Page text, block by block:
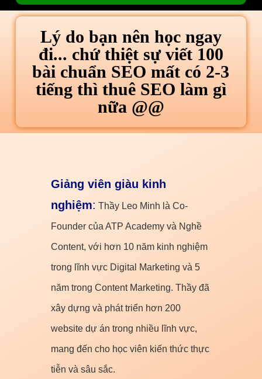
Lý do bạn nên học ngay
đi... chứ thiệt sự viết 100
bài chuẩn SEO mất có 2-3
tiếng thì thuê SEO làm gì
nữa @@
Giảng viên giàu kinh
nghiệm: Thầy Leo Minh là Co-
Founder của ATP Academy và Nghề
Content, với hơn 10 năm kinh nghiệm
trong lĩnh vực Digital Marketing và 5
năm trong Content Marketing. Thầy đã
xây dựng và phát triển hơn 200
website dự án trong nhiều lĩnh vực,
mang đến cho học viên kiến thức thực
tiễn và sâu sắc.